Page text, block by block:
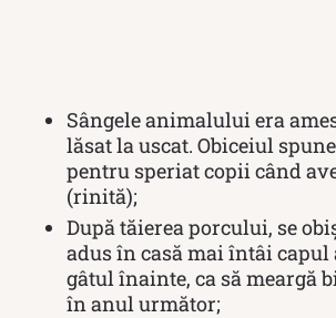
Sângele animalului era
lăsat la uscat. Obiceiul
pentru speriat copii când
(rinită);
După tăierea porcului, se
adus în casă mai întâi
gâtul înainte, ca să meargă
în anul următor;